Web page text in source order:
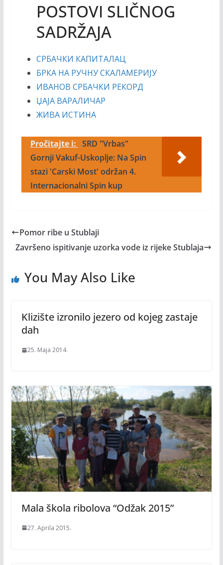
POSTOVI SLIČNOG
SADRŽAJA
СРБАЧКИ КАПИТАЛАЦ
БРКА НА РУЧНУ СКАЛАМЕРИЈУ
ИВАНОВ СРБАЧКИ РЕКОРД
ЏАЈА ВАРАЛИЧАР
ЖИВА ИСТИНА
Pročitajte i: SRD "Vrbas"
Gornji Vakuf-Uskoplje: Na Spin
stazi 'Carski Most' održan 4.
Internacionalni Spin kup
Pomor ribe u Stublaji
Završeno ispitivanje uzorka vode iz rijeke Stublaja
You May Also Like
Klizište izronilo jezero od kojeg zastaje
dah
25. Maja 2014.
Mala škola ribolova “Odžak 2015”
27. Aprila 2015.